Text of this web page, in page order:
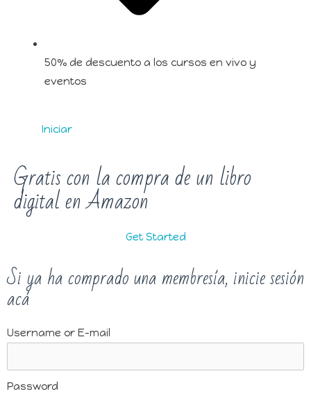
50% de descuento a los cursos en vivo y
eventos
Iniciar
Gratis con la compra de un libro
digital en Amazon
Get Started
Si ya ha comprado una membresía, inicie sesión
acá
Username or E-mail
Password